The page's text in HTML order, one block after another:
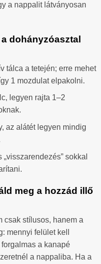
a nappalit látványosan
dohányzóasztal
tálca a tetején; erre mehet
1 mozdulat elpakolni.
legyen rajta 1–2
az alátét legyen mindig
sokkal
meg a hozzád illő
csak stílusos, hanem a
mennyi felület kell
a kanapé
a nappaliba. Ha a